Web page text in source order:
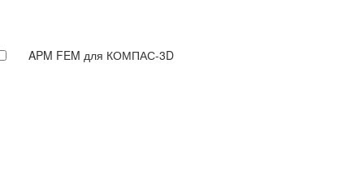
APM FEM для КОМПАС-3D